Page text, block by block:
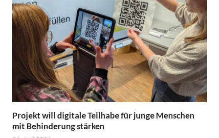
Projekt will digitale Teilhabe für junge Menschen
mit Behinderung stärken